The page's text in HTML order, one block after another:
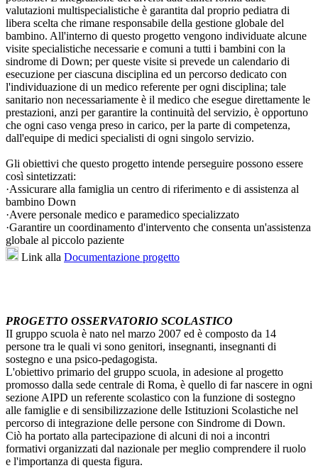
valutazioni multispecialistiche è garantita dal proprio pediatra di
libera scelta che rimane responsabile della gestione globale del
bambino. All'interno di questo progetto vengono individuate alcune
visite specialistiche necessarie e comuni a tutti i bambini con la
sindrome di Down; per queste visite si prevede un calendario di
esecuzione per ciascuna disciplina ed un percorso dedicato con
l'individuazione di un medico referente per ogni disciplina; tale
sanitario non necessariamente è il medico che esegue direttamente le
prestazioni, anzi per garantire la continuità del servizio, è opportuno
che ogni caso venga preso in carico, per la parte di competenza,
dall'equipe di medici specialisti di ogni singolo servizio.
Gli obiettivi che questo progetto intende perseguire possono essere
così sintetizzati:
·Assicurare alla famiglia un centro di riferimento e di assistenza al
bambino Down
·Avere personale medico e paramedico specializzato
·Garantire un coordinamento d'intervento che consenta un'assistenza
globale al piccolo paziente
Link alla Documentazione progetto
PROGETTO OSSERVATORIO SCOLASTICO
II gruppo scuola è nato nel marzo 2007 ed è composto da 14
persone tra le quali vi sono genitori, insegnanti, insegnanti di
sostegno e una psico-pedagogista.
L'obiettivo primario del gruppo scuola, in adesione al progetto
promosso dalla sede centrale di Roma, è quello di far nascere in ogni
sezione AIPD un referente scolastico con la funzione di sostegno
alle famiglie e di sensibilizzazione delle Istituzioni Scolastiche nel
percorso di integrazione delle persone con Sindrome di Down.
Ciò ha portato alla partecipazione di alcuni di noi a incontri
formativi organizzati dal nazionale per meglio comprendere il ruolo
e l'importanza di questa figura.